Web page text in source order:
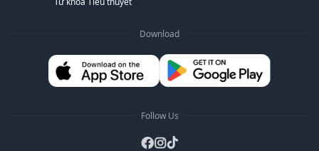
Download
Follow Us